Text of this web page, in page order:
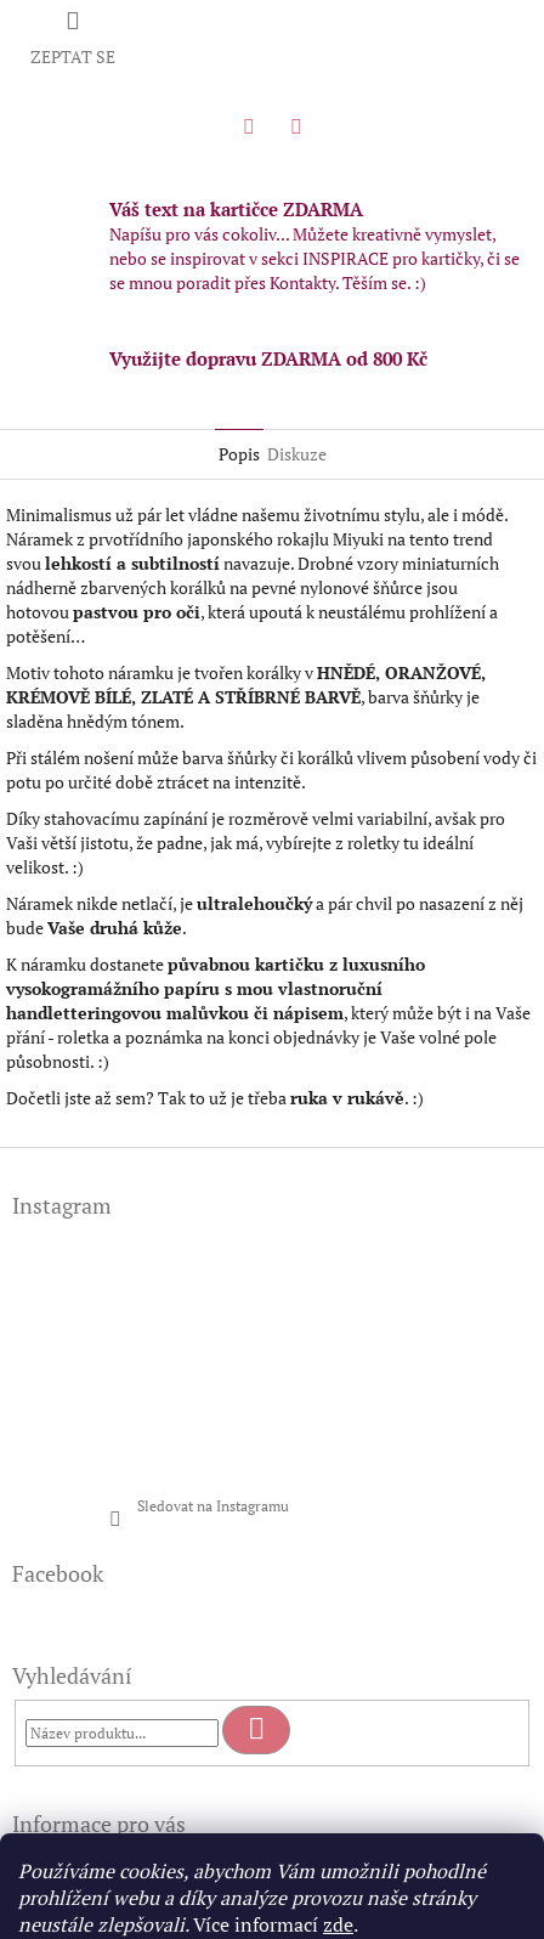
Používáme cookies, abychom Vám umožnili pohodlné
prohlížení webu a díky analýze provozu naše stránky
neustále zlepšovali.Více informacízde.
ZEPTAT SE
Váš text na kartičce ZDARMA
Napíšu pro vás cokoliv... Můžete kreativně vymyslet,
nebo se inspirovat v sekci INSPIRACE pro kartičky, či se
se mnou poradit přes Kontakty. Těším se. :)
Využijte dopravu ZDARMA od 800 Kč
Popis Diskuze
Minimalismus už pár let vládne našemu životnímu stylu, ale i módě.
Náramek z prvotřídního japonského rokajlu Miyuki na tento trend
svoulehkostí a subtilnostínavazuje. Drobné vzory miniaturních
nádherně zbarvených korálků na pevné nylonové šňůrce jsou
hotovoupastvou pro oči, která upoutá k neustálému prohlížení a
potěšení…
Motiv tohoto náramku je tvořen korálky vHNĚDÉ, ORANŽOVÉ,
KRÉMOVĚ BÍLÉ, ZLATÉ ASTŘÍBRNÉ BARVĚ, barva šňůrky je
sladěna hnědým tónem.
Při stálém nošení může barva šňůrky či korálků vlivem působení vody či
potu po určité době ztrácet na intenzitě.
Díky stahovacímu zapínání je rozměrově velmi variabilní, avšak pro
Vaši větší jistotu, že padne, jak má, vybírejte z roletky tu ideální
velikost. :)
Náramek nikde netlačí, jeultralehoučkýa pár chvil po nasazení z něj
budeVaše druhá kůže.
K náramku dostanetepůvabnou kartičku z luxusního
vysokogramážního papíru s mou vlastnoruční
handletteringovou malůvkou či nápisem, který může být i na Vaše
přání - roletka a poznámka na konci objednávky je Vaše volné pole
působnosti. :)
Dočetli jste až sem? Tak to už je třebaruka v rukávě. :)
Instagram
Sledovat na Instagramu
Facebook
Vyhledávání
Hledat
Informace pro vás
Doprava a platba
Obchodní podmínky
Podmínky ochrany osobních údajů